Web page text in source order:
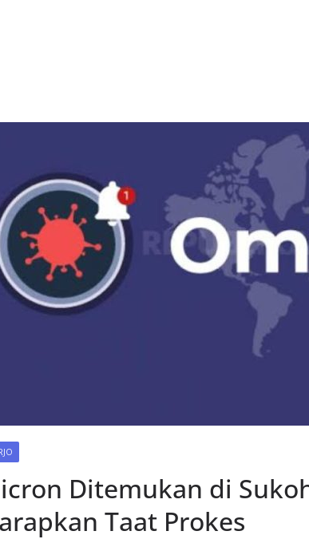
Ditemukan di
Taat Prokes